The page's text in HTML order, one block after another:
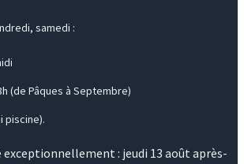
samedi :
(de Pâques à Septembre)
piscine).
exceptionnellement : jeudi 13 août après-